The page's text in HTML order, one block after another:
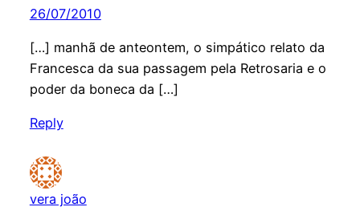
26/07/2010
[…] manhã de anteontem, o simpático relato da
Francesca da sua passagem pela Retrosaria e o
poder da boneca da […]
Reply
vera joão